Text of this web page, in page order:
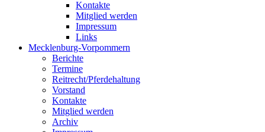
Kontakte
Mitglied werden
Impressum
Links
Mecklenburg-Vorpommern
Berichte
Termine
Reitrecht/Pferdehaltung
Vorstand
Kontakte
Mitglied werden
Archiv